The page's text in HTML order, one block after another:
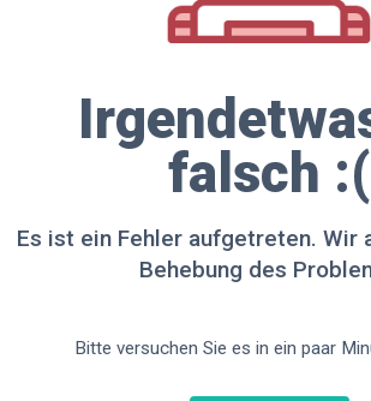
falsch :(
Es ist ein Fehler aufgetreten. Wir
Behebung des
Bitte versuchen Sie es in ein paar